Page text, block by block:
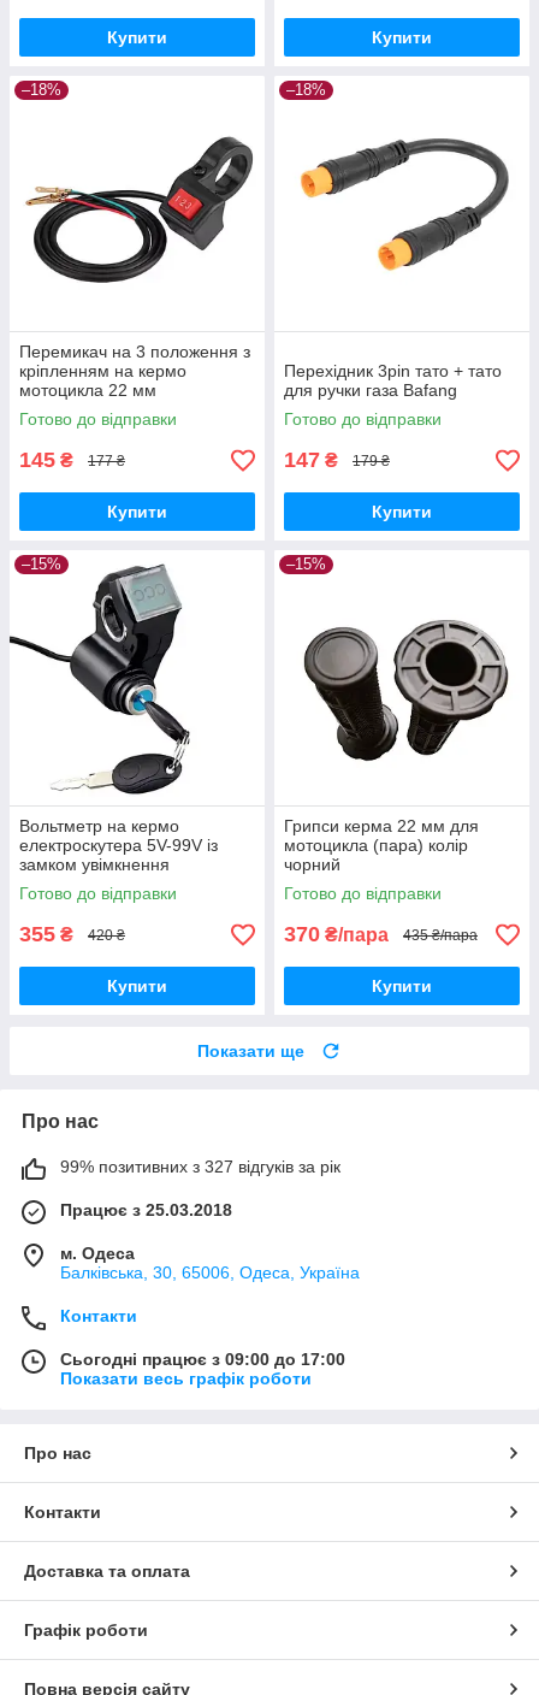
Купити Купити
–18%
Перемикач на 3 положення з
кріпленням на кермо
мотоцикла 22 мм
Готово до відправки
145 ₴ 177 ₴
Купити
–18%
Перехідник 3pin тато + тато
для ручки газа Bafang
Готово до відправки
147 ₴ 179 ₴
Купити
–15%
Вольтметр на кермо
електроскутера 5V-99V із
замком увімкнення
Готово до відправки
355 ₴ 420 ₴
Купити
–15%
Грипси керма 22 мм для
мотоцикла (пара) колір
чорний
Готово до відправки
370 ₴/пара 435 ₴/пара
Купити
Показати ще
Про нас
99% позитивних з 327 відгуків за рік
Працює з 25.03.2018
м. Одеса
Балківська, 30, 65006, Одеса, Україна
Контакти
Сьогодні працює з 09:00 до 17:00
Показати весь графік роботи
Про нас
Контакти
Доставка та оплата
Графік роботи
Повна версія сайту